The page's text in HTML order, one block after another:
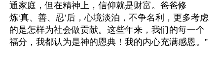
通家庭，但在精神上，信仰就是财富。爸爸修
炼‘真、善、忍’后，心境淡泊，不争名利，更多考虑
的是怎样为社会做贡献。这些年来，我们的每一个
福分，我都认为是神的恩典！我的内心充满感恩。”